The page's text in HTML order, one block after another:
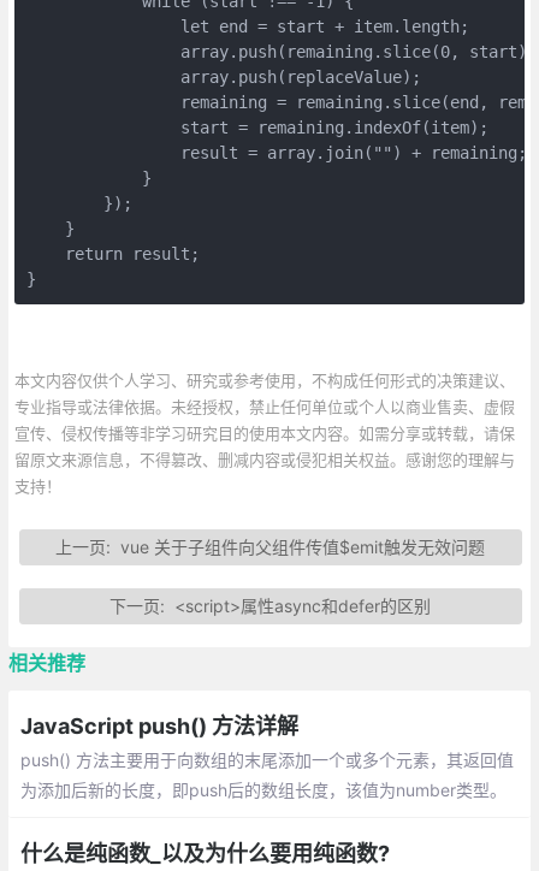
                let end = start + item.length;
array.push(remaining.slice(0,
                array.push(replaceValue);
remaining = remaining.slice(end,
                start = remaining.indexOf(item);
                result = array.join("") + remaining;
            }
        });
    }
    return result;
}
本文内容仅供个人学习、研究或参考使用，不构成任何形式的决策建议、
专业指导或法律依据。未经授权，禁止任何单位或个人以商业售卖、虚假
宣传、侵权传播等非学习研究目的使用本文内容。如需分享或转载，请保
留原文来源信息，不得篡改、删减内容或侵犯相关权益。感谢您的理解与
支持！
上一页:vue 关于子组件向父组件传值$emit触发无效问题
下一页: <script>属性async和defer的区别
相关推荐
JavaScript push() 方法详解
push() 方法主要用于向数组的末尾添加一个或多个元素，其返回值
为添加后新的长度，即push后的数组长度，该值为number类型。
上、在对象使用push
什么是纯函数_以及为什么要用纯函数?